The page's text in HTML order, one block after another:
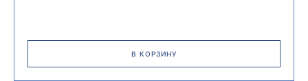
В КОРЗИНУ